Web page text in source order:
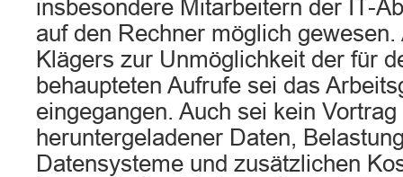
insbesondere Mitarbeitern der IT-
auf den Rechner möglich
Klägers zur Unmöglichkeit der für
behaupteten Aufrufe sei das
eingegangen. Auch sei kein
heruntergeladener Daten,
Datensysteme und zusätzlichen